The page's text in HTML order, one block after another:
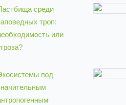
среди
троп:
или
под